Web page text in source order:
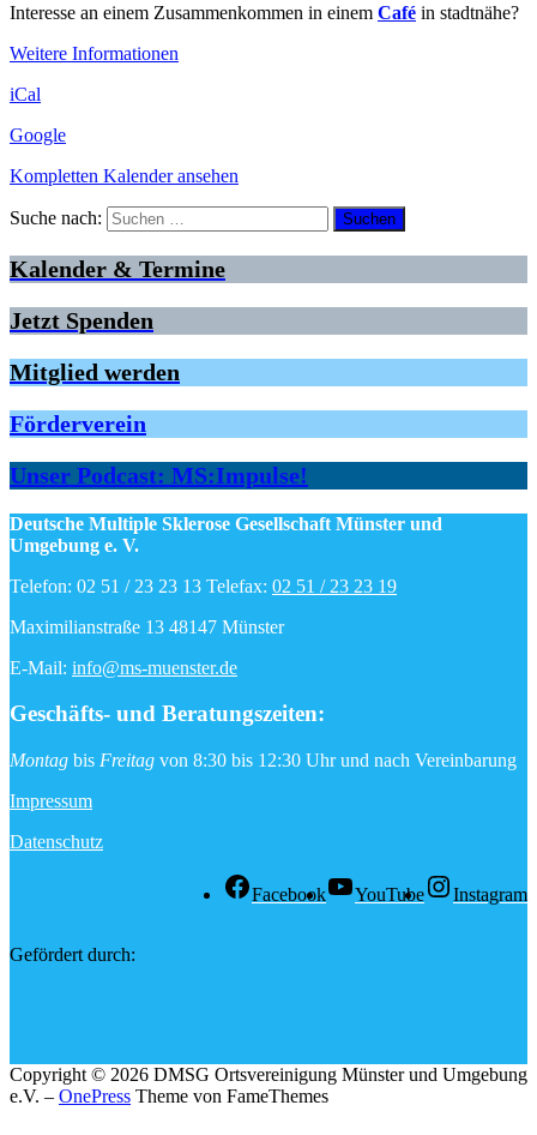
Interesse an einem Zusammenkommen in einem Café in stadtnähe?
Weitere Informationen
iCal
Google
Kompletten Kalender ansehen
Suche nach:
Kalender & Termine
Jetzt Spenden
Mitglied werden
Förderverein
Unser Podcast: MS:Impulse!
Deutsche Multiple Sklerose Gesellschaft Münster und
Umgebung e. V.
Telefon: 02 51 / 23 23 13 Telefax: 02 51 / 23 23 19
Maximilianstraße 13 48147 Münster
E-Mail: info@ms-muenster.de
Geschäfts- und Beratungszeiten:
Montag bis Freitag von 8:30 bis 12:30 Uhr und nach Vereinbarung
Impressum
Datenschutz
Facebook YouTube Instagram
Gefördert durch:
Copyright © 2026 DMSG Ortsvereinigung Münster und Umgebung
e.V. – OnePress Theme von FameThemes